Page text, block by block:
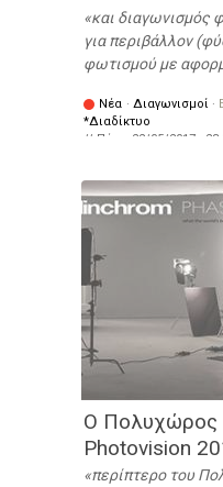
και διαγωνισμός
για περιβάλλον
φωτισμού με
Νέα · Διαγωνισμοί ·
*Διαδίκτυο
// Πότε: 22/05/2017 -
Ο Πολυχώρος
Photovision
περίπτερο του